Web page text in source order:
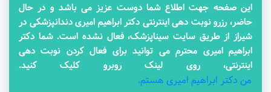
این صفحه جهت اطلاع شما دوست عزیز می باشد و در حال
حاضر، رزرو نوبت دهی اینترنتی دکتر ابراهیم امیری دندانپزشکی در
شیراز از طریق سایت سیناپزشک، فعال نشده است. شما دکتر
ابراهیم امیری محترم می توانید برای فعال کردن نوبت دهی
اینترنتی، روی لینک روبرو کلیک کنید.
من دکتر ابراهیم امیری هستم.